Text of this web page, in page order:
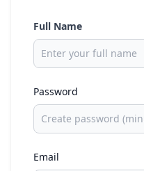
Full Name
Password
Email